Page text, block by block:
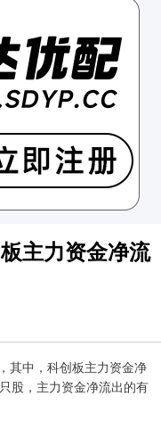
主力资金净流
其中，科创板主力资金净
股，主力资金净流出的有